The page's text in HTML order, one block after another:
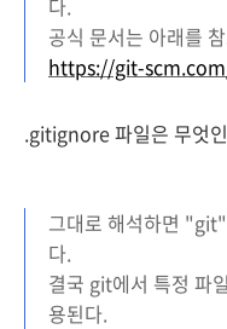
다.
공식 문서는 아래를
https://git-
.gitignore 파일은 무엇
그대로 해석하면 "gi
다.
결국 git에서 특정 파
용된다.